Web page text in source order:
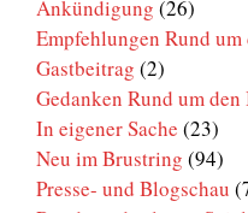
Ankündigung (26)
Empfehlungen Rund
Gastbeitrag (2)
Gedanken Rund um
In eigener Sache (23)
Neu im Brustring (94)
Presse- und Blogschau